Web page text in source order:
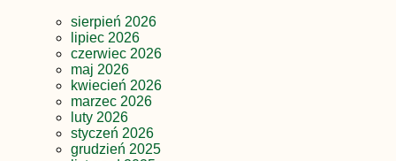
sierpień 2026
lipiec 2026
czerwiec 2026
maj 2026
kwiecień 2026
marzec 2026
luty 2026
styczeń 2026
grudzień 2025